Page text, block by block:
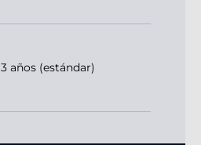
3 años (estándar)